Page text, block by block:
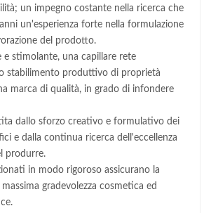
un impegno costante nella ricerca che
un'esperienza forte nella formulazione
del prodotto.
e stimolante, una capillare rete
stabilimento produttivo di proprietà
marca di qualità, in grado di infondere
dallo sforzo creativo e formulativo dei
e dalla continua ricerca dell'eccellenza
produrre.
in modo rigoroso assicurano la
gradevolezza cosmetica ed